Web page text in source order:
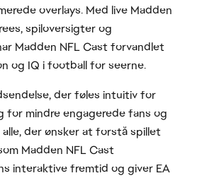
overlays. Med live Madden
spiloversigter og
Madden NFL Cast forvandlet
og IQ i football for seerne.
der føles intuitiv for
for mindre engagerede fans og
der ønsker at forstå spillet
Madden NFL Cast
interaktive fremtid og giver EA